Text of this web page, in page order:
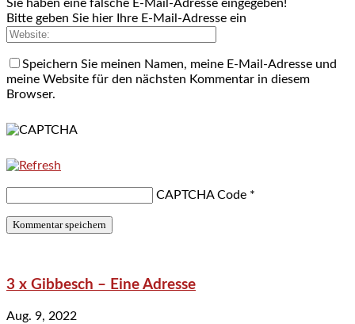
Sie haben eine falsche E-Mail-Adresse eingegeben!
Bitte geben Sie hier Ihre E-Mail-Adresse ein
Speichern Sie meinen Namen, meine E-Mail-Adresse und
meine Website für den nächsten Kommentar in diesem
Browser.
CAPTCHA Code *
3 x Gibbesch – Eine Adresse
Aug. 9, 2022